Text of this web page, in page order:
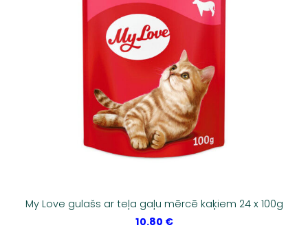
My Love gulašs ar teļa gaļu mērcē kaķiem 24 x 100g
10.80 €